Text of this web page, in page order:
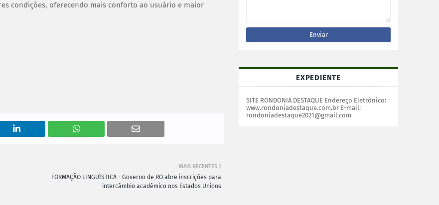
condições, oferecendo mais conforto ao usuário e maior
MAIS RECENTES
FORMAÇÃO LINGUÍSTICA - Governo de RO abre inscrições para
intercâmbio acadêmico nos Estados Unidos
EXPEDIENTE
SITE RONDONIA DESTAQUE Endereço Eletrônico:
www.rondoniadestaque.com.br E-mail:
rondoniadestaque2021@gmail.com